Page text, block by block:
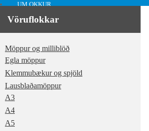
UM OKKUR
HAFA SAMBAND
MITT SVÆÐI
0kr.
Vöruflokkar
Möppur og milliblöð
Egla möppur
Klemmubækur og spjöld
Lausblaðamöppur
A3
A4
A5